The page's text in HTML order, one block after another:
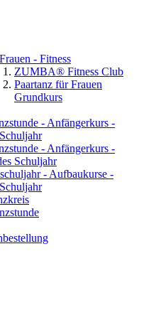
- Fitness
ZUMBA® Fitness Club
Paartanz für Frauen
Grundkurs
- Anfängerkurs -
- Anfängerkurs -
Schuljahr
- Aufbaukurse -